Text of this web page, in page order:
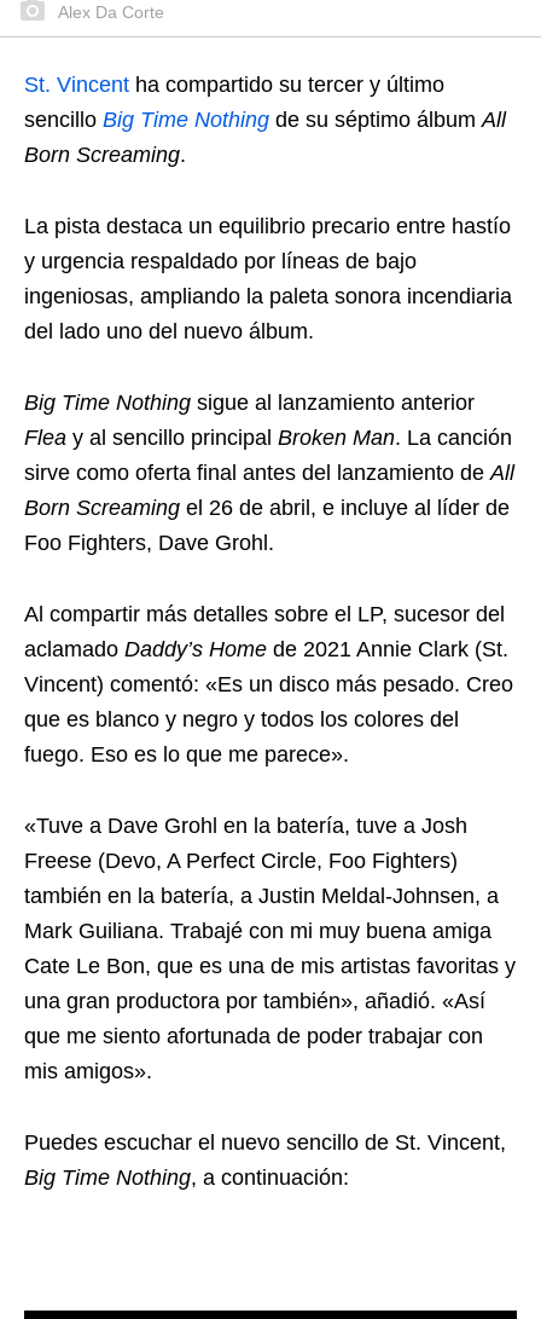
Alex Da Corte
St. Vincent ha compartido su tercer y último
sencillo Big Time Nothing de su séptimo álbum All
Born Screaming.
La pista destaca un equilibrio precario entre hastío
y urgencia respaldado por líneas de bajo
ingeniosas, ampliando la paleta sonora incendiaria
del lado uno del nuevo álbum.
Big Time Nothing sigue al lanzamiento anterior
Flea y al sencillo principal Broken Man. La canción
sirve como oferta final antes del lanzamiento de All
Born Screaming el 26 de abril, e incluye al líder de
Foo Fighters, Dave Grohl.
Al compartir más detalles sobre el LP, sucesor del
aclamado Daddy’s Home de 2021 Annie Clark (St.
Vincent) comentó: «Es un disco más pesado. Creo
que es blanco y negro y todos los colores del
fuego. Eso es lo que me parece».
«Tuve a Dave Grohl en la batería, tuve a Josh
Freese (Devo, A Perfect Circle, Foo Fighters)
también en la batería, a Justin Meldal-Johnsen, a
Mark Guiliana. Trabajé con mi muy buena amiga
Cate Le Bon, que es una de mis artistas favoritas y
una gran productora por también», añadió. «Así
que me siento afortunada de poder trabajar con
mis amigos».
Puedes escuchar el nuevo sencillo de St. Vincent,
Big Time Nothing, a continuación: